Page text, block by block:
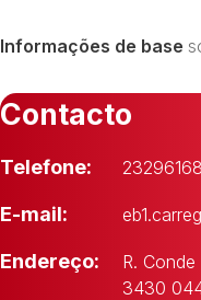
Informações de base
Contacto
Telefone:
E-mail:
Endereço:
R. Conde
3430